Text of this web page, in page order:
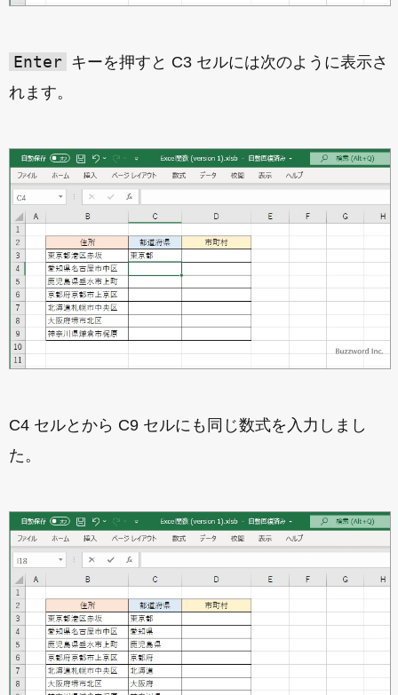
Enter キーを押すと C3 セルには次のように表示さ
れます。
C4 セルとから C9 セルにも同じ数式を入力しまし
た。